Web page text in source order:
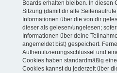
Boards erhalten bleiben. In diesen
Sitzung (damit dir alle
Informationen über die von dir
dieser als gelesen/ungelesen;
Informationen über deine
angemeldet bist) gespeichert.
Authentifizierungsschlüssel und
Cookies haben standardmäßig
Cookies kannst du jederzeit über